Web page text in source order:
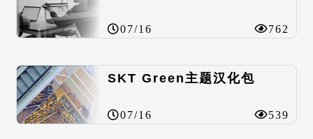
07/16 762
SKT Green主题汉化包
07/16 539